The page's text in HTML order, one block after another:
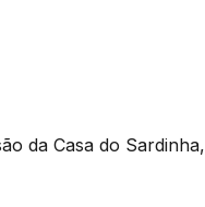
da Casa do Sardinha,